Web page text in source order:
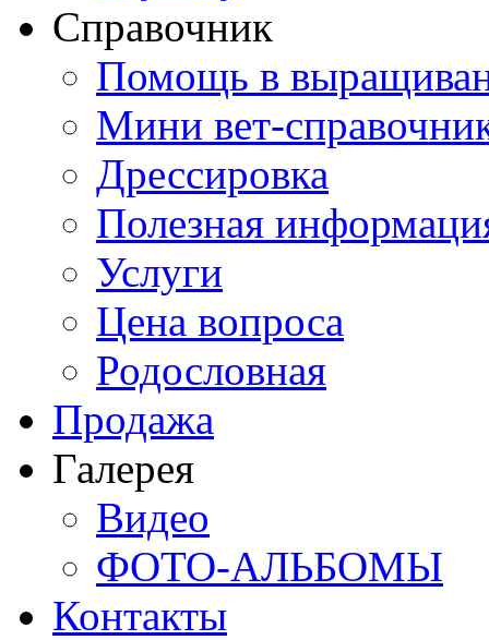
Справочник
Помощь в
Мини вет-
Дрессировка
Полезная
Услуги
Цена вопроса
Родословная
Продажа
Галерея
Видео
ФОТО-АЛЬБОМЫ
Контакты